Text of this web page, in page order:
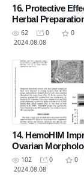
16. Protective
Herbal
(HemoHIM) on 5-
Fluorouracil-
62 0
0
2024.08.08
14. HemoHIM
Ovarian
Decreases
Nerve Growth
102 0
0
2024.08.08